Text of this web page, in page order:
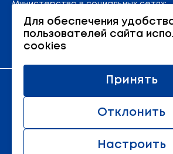
Министерство в социальных сетях:
Карта сайта
© 2011 - 2026 Министерство
Для обеспечения
пользователей сайта
cookies
Настроить
Отклонить
Принять